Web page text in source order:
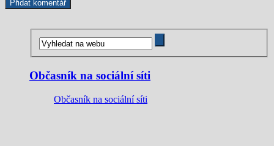
Občasník na sociální síti
Občasník na sociální síti